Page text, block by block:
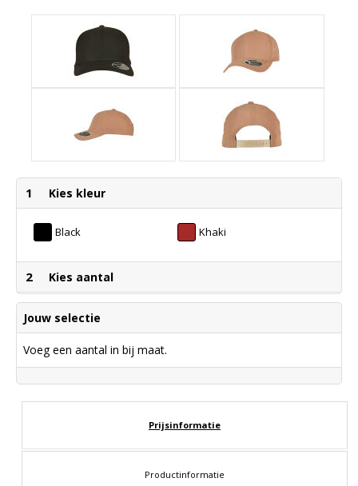
1 Kies kleur
Black Khaki
2 Kies aantal
Jouw selectie
Voeg een aantal in bij maat.
Prijsinformatie
Productinformatie